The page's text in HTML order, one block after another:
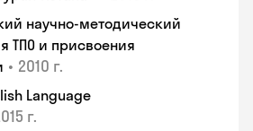
научно-методический
ТПО и присвоения
• 2010 г.
Language
г.